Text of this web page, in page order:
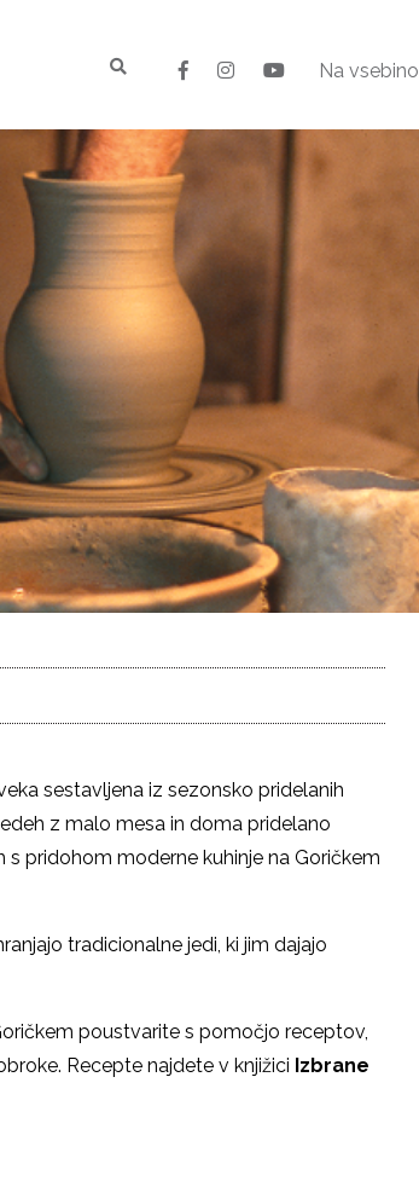
Na vsebino
sestavljena iz sezonsko pridelanih
z malo mesa in doma pridelano
pridohom moderne kuhinje na Goričkem
tradicionalne jedi, ki jim dajajo
poustvarite s pomočjo receptov,
Recepte najdete v knjižici Izbrane